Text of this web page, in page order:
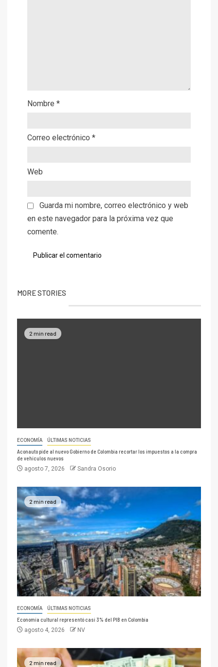
Nombre *
Correo electrónico *
Web
Guarda mi nombre, correo electrónico y web
en este navegador para la próxima vez que
comente.
MORE STORIES
2 min read
ECONOMÍA ÚLTIMAS NOTICIAS
Aconauto pide al nuevo Gobierno de Colombia recortar los impuestos a la compra
de vehículos nuevos
agosto 7, 2026 Sandra Osorio
2 min read
ECONOMÍA ÚLTIMAS NOTICIAS
Economía cultural representó casi 3% del PIB en Colombia
agosto 4, 2026 NV
2 min read